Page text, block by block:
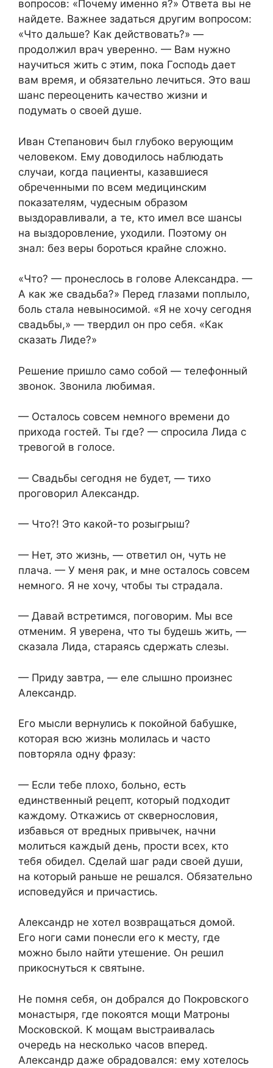
вопросов: «Почему именно я?» Ответа вы не
найдете. Важнее задаться другим вопросом:
«Что дальше? Как действовать?» —
продолжил врач уверенно. — Вам нужно
научиться жить с этим, пока Господь дает
вам время, и обязательно лечиться. Это ваш
шанс переоценить качество жизни и
подумать о своей душе.
Иван Степанович был глубоко верующим
человеком. Ему доводилось наблюдать
случаи, когда пациенты, казавшиеся
обреченными по всем медицинским
показателям, чудесным образом
выздоравливали, а те, кто имел все шансы
на выздоровление, уходили. Поэтому он
знал: без веры бороться крайне сложно.
«Что? — пронеслось в голове Александра. —
А как же свадьба?» Перед глазами поплыло,
боль стала невыносимой. «Я не хочу сегодня
свадьбы,» — твердил он про себя. «Как
сказать Лиде?»
Решение пришло само собой — телефонный
звонок. Звонила любимая.
— Осталось совсем немного времени до
прихода гостей. Ты где? — спросила Лида с
тревогой в голосе.
— Свадьбы сегодня не будет, — тихо
проговорил Александр.
— Что?! Это какой-то розыгрыш?
— Нет, это жизнь, — ответил он, чуть не
плача. — У меня рак, и мне осталось совсем
немного. Я не хочу, чтобы ты страдала.
— Давай встретимся, поговорим. Мы все
отменим. Я уверена, что ты будешь жить, —
сказала Лида, стараясь сдержать слезы.
— Приду завтра, — еле слышно произнес
Александр.
Его мысли вернулись к покойной бабушке,
которая всю жизнь молилась и часто
повторяла одну фразу:
— Если тебе плохо, больно, есть
единственный рецепт, который подходит
каждому. Откажись от сквернословия,
избавься от вредных привычек, начни
молиться каждый день, прости всех, кто
тебя обидел. Сделай шаг ради своей души,
на который раньше не решался. Обязательно
исповедуйся и причастись.
Александр не хотел возвращаться домой.
Его ноги сами понесли его к месту, где
можно было найти утешение. Он решил
прикоснуться к святыне.
Не помня себя, он добрался до Покровского
монастыря, где покоятся мощи Матроны
Московской. К мощам выстраивалась
очередь на несколько часов вперед.
Александр даже обрадовался: ему хотелось